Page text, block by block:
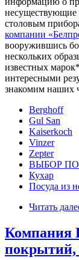
несуществующие
столовым
компании
вооружившись
нескольких
известных
интересными
знакомим наших
Berghoff
Gul San
Kaiserkoch
Vinzer
Zepter
ВЫБОР
Кухар
Посуда из
Читать
Компания
покрытий,